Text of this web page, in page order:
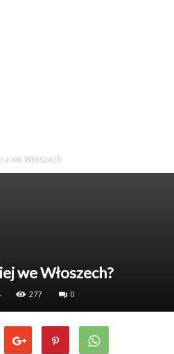
we Włoszech
we Włoszech?
277 0